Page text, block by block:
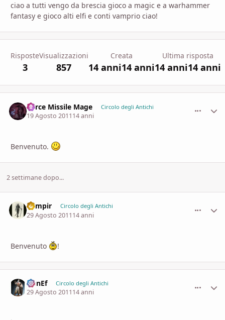
ciao a tutti vengo da brescia gioco a magic e a warhammer
fantasy e gioco alti elfi e conti vamprio ciao!
Risposte
3
Visualizzazioni
857
Creata
14 anni14 anni
Ultima risposta
14 anni14 anni
Force Missile Mage Circolo degli Antichi
19 Agosto 201114 anni
Benvenuto.
2 settimane dopo...
Vampir Circolo degli Antichi
29 Agosto 201114 anni
Benvenuto !
DonEf Circolo degli Antichi
29 Agosto 201114 anni